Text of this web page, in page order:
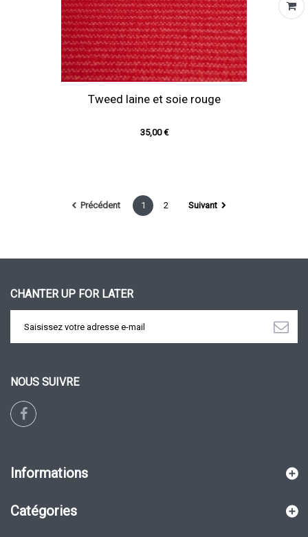
Tweed laine et soie rouge
35,00 €
Précédent 1 2 Suivant
CHANTER UP FOR LATER
NOUS SUIVRE
Informations
Catégories